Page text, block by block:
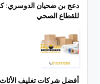
دعج بن ضحيان الدوسري:
للقطاع الصحي
أفضل شركات تغليف الأثاث